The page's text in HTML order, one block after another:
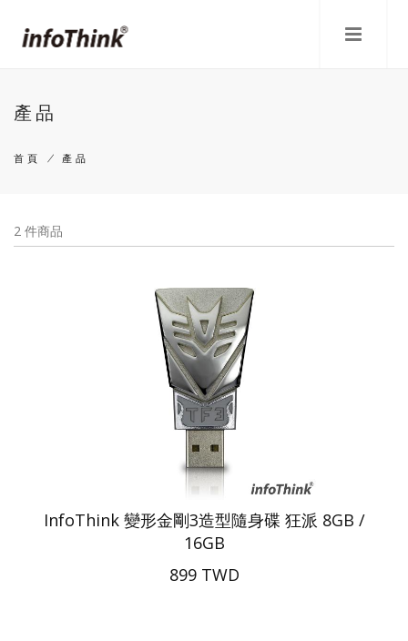
產品
航
連
首頁 / 產品
2 件商品
InfoThink 變形金剛3造型隨身碟 狂派 8GB /
16GB
899 TWD